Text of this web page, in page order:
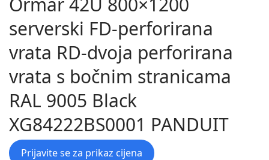
serverski FD-perforirana
vrata RD-dvoja perforirana
vrata s bočnim stranicama
RAL 9005 Black
XG84222BS0001 PANDUIT
Prijavite se za prikaz cijena